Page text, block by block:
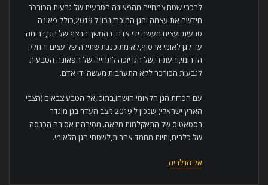
לרכבי שטח צמחייה מהפאונה הטבעית של גבעות הכורכר
חידשה את עצמה והגן המוכרז,נכון ל 2019,כולל פאונה
טבעית ועצים מעשה ידי אדם. בהמשך הרצף של הגן,דרומה
עד לגן לאומי ארסוף,לא מתוכננת שתילה של עצים והחלק
הדרומי,והעתידי,של הגן יזכה לתחייה של הפאונה הטבעית
לגבעות הכורכר ללא התערבות מעשה ידי אדם.
עם הכרזת הגן הלאומי הושהו,בתוכו,אל הטבע צבאים (הצבי
הארץ ישראלי) שנכון ל 2019 מצב העדר בגן מוגדר
בסטאטוס של התאקלמות מלאה. מסיבה זו אסורה הכנסה
של כלבים,וחיות מחמד אחרות,לשטחי הגן הלאומי.
אל הגלריה